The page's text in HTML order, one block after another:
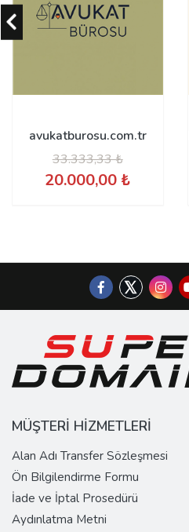
avukatburosu.com.tr
33.333,33 ₺
20.000,00 ₺
MÜŞTERİ HİZMETLERİ
Alan Adı Transfer Sözleşmesi
Ön Bilgilendirme Formu
İade ve İptal Prosedürü
Aydınlatma Metni